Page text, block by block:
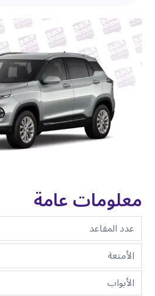
معلومات عامة
عدد المقاعد
الأمتعة
الأبواب